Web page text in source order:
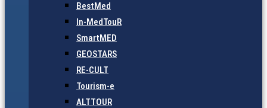
BestMed
In-MedTouR
SmartMED
GEOSTARS
RE-CULT
Tourism-e
ALTTOUR